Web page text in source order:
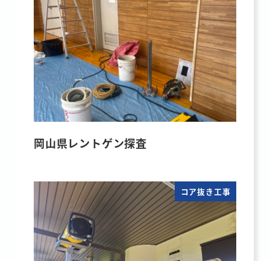
岡山県レントゲン探査
コア抜き工事